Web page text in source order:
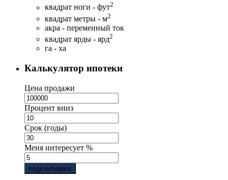
квадрат ноги - фут2
квадрат метры - м2
акра - переменный ток
квадрат ярды - ярд2
га - ха
Калькулятор ипотеки
Цена продажи
Процент вниз
Срок (годы)
Меня интересует %
подсчитывать